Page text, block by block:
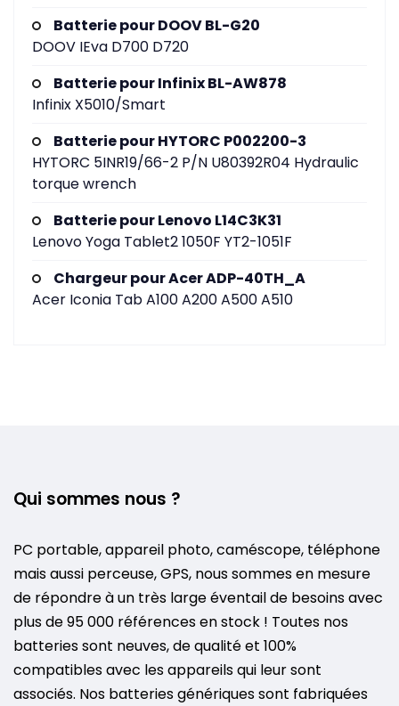
Batterie pour DOOV BL-G20
DOOV IEva D700 D720
Batterie pour Infinix BL-AW878
Infinix X5010/Smart
Batterie pour HYTORC P002200-3
HYTORC 5INR19/66-2 P/N U80392R04 Hydraulic
torque wrench
Batterie pour Lenovo L14C3K31
Lenovo Yoga Tablet2 1050F YT2-1051F
Chargeur pour Acer ADP-40TH_A
Acer Iconia Tab A100 A200 A500 A510
Qui sommes nous ?
PC portable, appareil photo, caméscope, téléphone
mais aussi perceuse, GPS, nous sommes en mesure
de répondre à un très large éventail de besoins avec
plus de 95 000 références en stock ! Toutes nos
batteries sont neuves, de qualité et 100%
compatibles avec les appareils qui leur sont
associés. Nos batteries génériques sont fabriquées